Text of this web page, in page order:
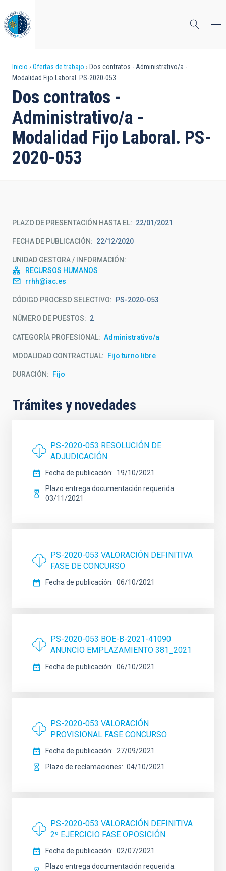
al
contenido
principal
Sobrescribir
enlaces
de
ayuda
a
la
Inicio Ofertas de trabajo
Dos contratos - Administrativo/a -
Modalidad Fijo Laboral. PS-2020-053
Dos contratos -
Administrativo/a -
Modalidad Fijo Laboral. PS-
2020-053
PLAZO DE PRESENTACIÓN HASTA EL 22/01/2021
FECHA DE PUBLICACIÓN 22/12/2020
UNIDAD GESTORA / INFORMACIÓN
RECURSOS HUMANOS
rrhh@iac.es
CÓDIGO PROCESO SELECTIVO PS-2020-053
NÚMERO DE PUESTOS 2
CATEGORÍA PROFESIONAL Administrativo/a
MODALIDAD CONTRACTUAL Fijo turno libre
DURACIÓN Fijo
Trámites y novedades
PS-2020-053 RESOLUCIÓN DE
ADJUDICACIÓN
Fecha de publicación
19/10/2021
Plazo entrega documentación requerida
03/11/2021
PS-2020-053 VALORACIÓN DEFINITIVA
FASE DE CONCURSO
Fecha de publicación 06/10/2021
PS-2020-053 BOE-B-2021-41090
ANUNCIO EMPLAZAMIENTO 381_2021
Fecha de publicación 06/10/2021
PS-2020-053 VALORACIÓN
PROVISIONAL FASE CONCURSO
Fecha de publicación
27/09/2021
Plazo de reclamaciones
04/10/2021
PS-2020-053 VALORACIÓN DEFINITIVA
2º EJERCICIO FASE OPOSICIÓN
Fecha de publicación
02/07/2021
Plazo entrega documentación requerida